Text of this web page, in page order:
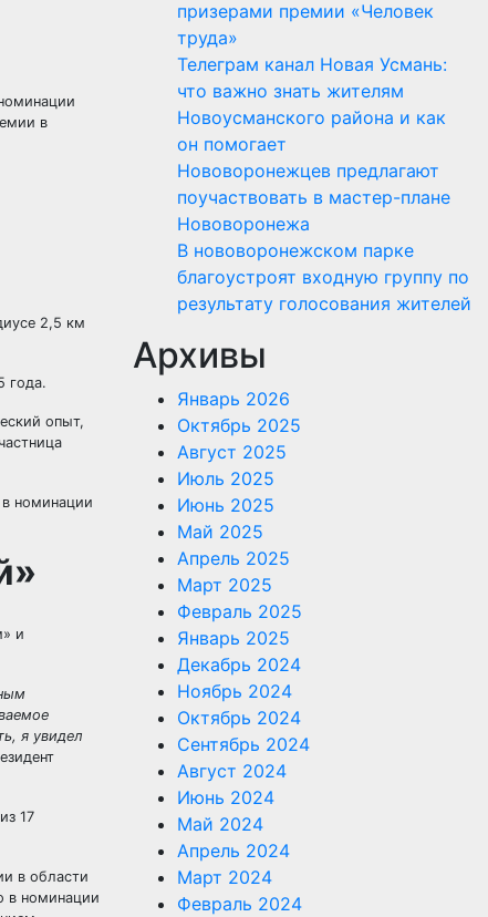
в
2,5 км
года.
опыт,
и
я увидел
17
призерами премии «Человек
труда»
Телеграм канал Новая Усмань:
что важно знать жителям
Новоусманского района и как
он помогает
Нововоронежцев предлагают
поучаствовать в мастер-плане
Нововоронежа
В нововоронежском парке
благоустроят входную группу по
результату голосования жителей
Архивы
Январь 2026
Октябрь 2025
Август 2025
Июль 2025
Июнь 2025
Май 2025
Апрель 2025
Март 2025
Февраль 2025
Январь 2025
Декабрь 2024
Ноябрь 2024
Октябрь 2024
Сентябрь 2024
Август 2024
Июнь 2024
Май 2024
Апрель 2024
Март 2024
Февраль 2024